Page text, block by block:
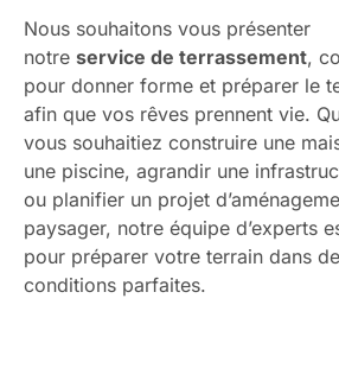
Nous souhaitons vous présenter
notre service de terrassement,
pour donner forme et préparer le
afin que vos rêves prennent vie.
vous souhaitiez construire une
une piscine, agrandir une
ou planifier un projet
paysager, notre équipe d’experts
pour préparer votre terrain dans
conditions parfaites.